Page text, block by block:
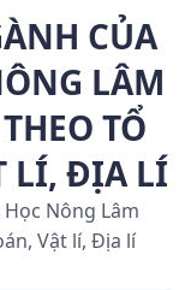
CỦA
LÂM
TỔ
LÍ, ĐỊA LÍ
Nông Lâm
Vật lí, Địa lí